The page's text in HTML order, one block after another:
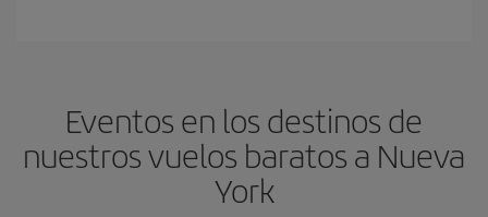
Eventos en los destinos de
nuestros vuelos baratos a Nueva
York